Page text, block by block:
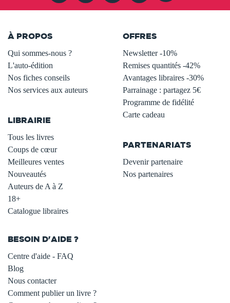
À PROPOS
Qui sommes-nous ?
L'auto-édition
Nos fiches conseils
Nos services aux auteurs
LIBRAIRIE
Tous les livres
Coups de cœur
Meilleures ventes
Nouveautés
Auteurs de A à Z
18+
Catalogue libraires
OFFRES
Newsletter -10%
Remises quantités -42%
Avantages libraires -30%
Parrainage : partagez 5€
Programme de fidélité
Carte cadeau
PARTENARIATS
Devenir partenaire
Nos partenaires
BESOIN D'AIDE ?
Centre d'aide - FAQ
Blog
Nous contacter
Comment publier un livre ?